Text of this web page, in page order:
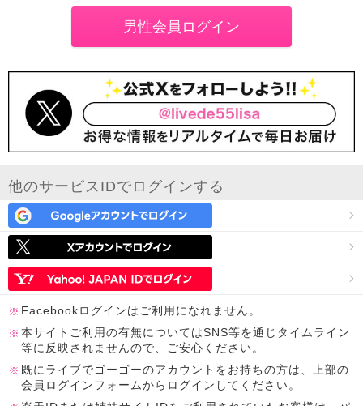
他のサービスIDでログインする
Facebookログインはご利用になれません。
本サイトご利用の有無についてはSNS等を通じタイムライン
等に反映されませんので、ご安心ください。
既にライブでゴーゴーのアカウントをお持ちの方は、上部の
会員ログインフォームからログインしてください。